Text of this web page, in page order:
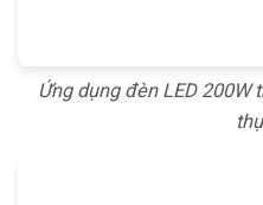
Ứng dụng đèn LED